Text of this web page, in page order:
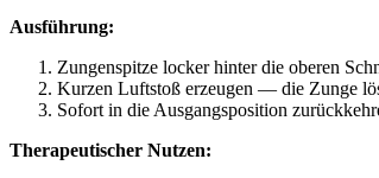
Ausführung:
Zungenspitze locker hinter die oberen
Kurzen Luftstoß erzeugen — die Zunge
Sofort in die Ausgangsposition
Therapeutischer Nutzen: